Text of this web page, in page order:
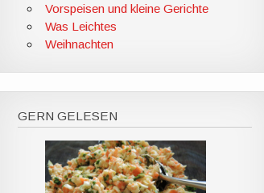
Vorspeisen und kleine Gerichte
Was Leichtes
Weihnachten
GERN GELESEN